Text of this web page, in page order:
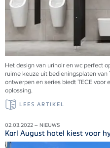
Het design van urinoir en wc perfect
ruime keuze uit bedieningsplaten van
ontwerpen en series biedtTECEvoor
oplossing.
LEES ARTIKEL
02.03.2022 – NIEUWS
Karl August hotel kiest voor